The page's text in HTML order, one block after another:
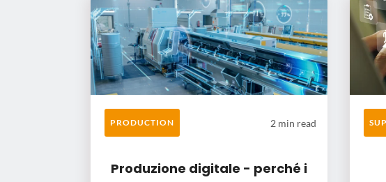
PRODUCTION 2 min read
Produzione digitale - perché i